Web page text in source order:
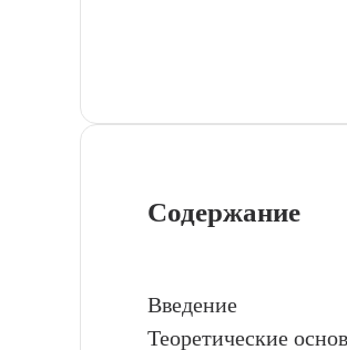
Содержание
Введение
Теоретические